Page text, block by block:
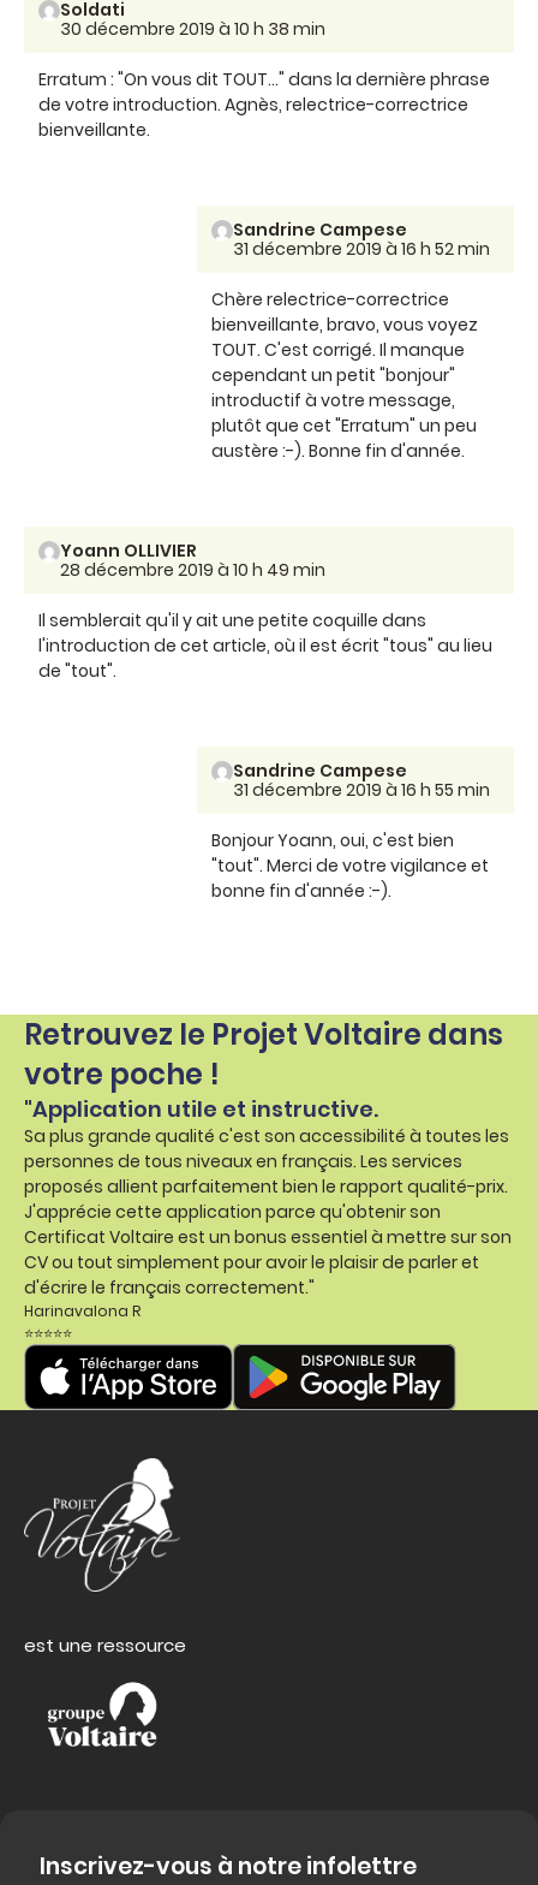
Soldati
30 décembre 2019 à 10 h 38 min
Erratum : "On vous dit TOUT..." dans la dernière phrase
de votre introduction. Agnès, relectrice-correctrice
bienveillante.
Sandrine Campese
31 décembre 2019 à 16 h 52 min
Chère relectrice-correctrice
bienveillante, bravo, vous voyez
TOUT. C'est corrigé. Il manque
cependant un petit "bonjour"
introductif à votre message,
plutôt que cet "Erratum" un peu
austère :-). Bonne fin d'année.
Yoann OLLIVIER
28 décembre 2019 à 10 h 49 min
Il semblerait qu'il y ait une petite coquille dans
l'introduction de cet article, où il est écrit "tous" au lieu
de "tout".
Sandrine Campese
31 décembre 2019 à 16 h 55 min
Bonjour Yoann, oui, c'est bien
"tout". Merci de votre vigilance et
bonne fin d'année :-).
Retrouvez le Projet Voltaire dans
votre poche !
"Application utile et instructive.
Sa plus grande qualité c'est son accessibilité à toutes les
personnes de tous niveaux en français. Les services
proposés allient parfaitement bien le rapport qualité-prix.
J'apprécie cette application parce qu'obtenir son
Certificat Voltaire est un bonus essentiel à mettre sur son
CV ou tout simplement pour avoir le plaisir de parler et
d'écrire le français correctement."
Harinavalona R
⭐⭐⭐⭐⭐
est une ressource
Inscrivez-vous à notre infolettre